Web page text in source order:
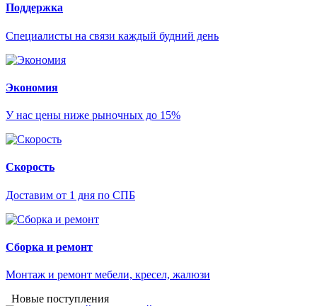
Поддержка
Специалисты на связи каждый будний день
Экономия
У нас цены ниже рыночных до 15%
Скорость
Доставим от 1 дня по СПБ
Сборка и ремонт
Монтаж и ремонт мебели, кресел, жалюзи
Новые поступления